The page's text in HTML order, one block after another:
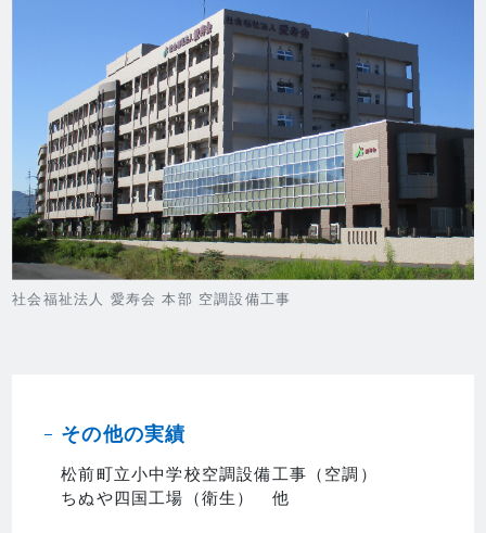
社会福祉法人 愛寿会 本部 空調設備工事
その他の実績
松前町立小中学校空調設備工事（空調）
ちぬや四国工場（衛生） 他